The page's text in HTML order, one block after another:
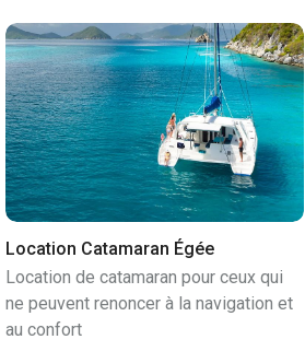
Location Catamaran Égée
Location de catamaran pour ceux qui
ne peuvent renoncer à la navigation et
au confort